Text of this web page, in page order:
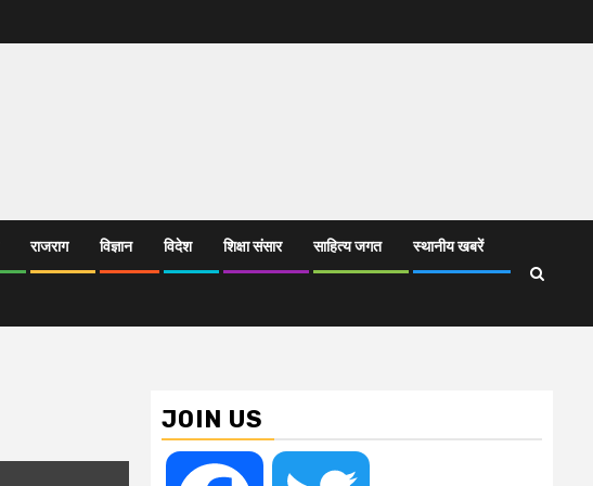
राजराग विज्ञान विदेश शिक्षा संसार साहित्य जगत स्थानीय खबरें
JOIN US